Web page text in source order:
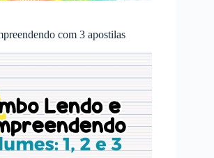
com 3 apostilas